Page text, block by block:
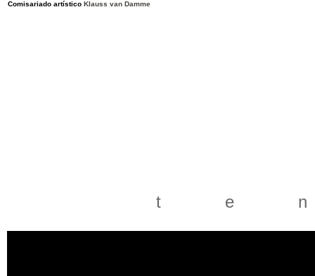
Comisariado artístico Klauss van Damme
t e